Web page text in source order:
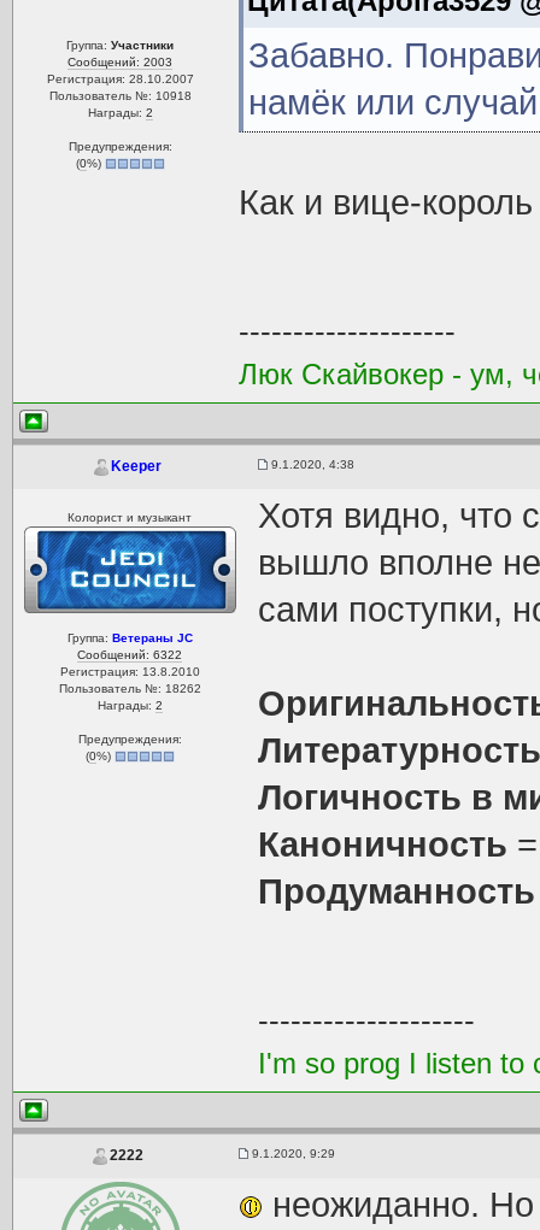
Группа:Участники
Сообщений: 2003
Регистрация: 28.10.2007
Пользователь №: 10918
Награды: 2
Предупреждения:
(0%)
Забавно.
намёк или
Как и вице-
--------------------
Люк Скайвокер - ум,
Keeper 9.1.2020, 4:38
Колорист и музыкант
Группа: Ветераны JC
Сообщений: 6322
Регистрация: 13.8.2010
Пользователь №: 18262
Награды: 2
Предупреждения:
(0%)
Хотя видно, что
вышло вполне
сами поступки,
Литературность
Логичность в
Каноничность
--------------------
I'm so prog I listen to
2222 9.1.2020, 9:29
неожиданно. Но